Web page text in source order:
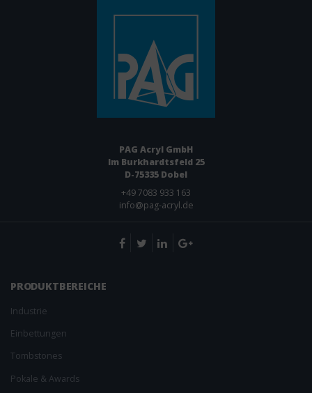
PAG Acryl GmbH
Im Burkhardtsfeld 25
D-75335 Dobel
+49 ­7083 933 163
info@pag-acryl.de
PRODUKT­BEREICHE
Industrie
Einbettungen
Tombstones
Pokale & Awards